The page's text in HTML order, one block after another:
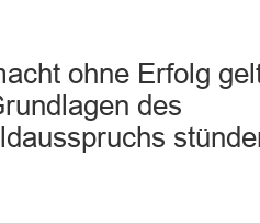
ohne Erfolg
des